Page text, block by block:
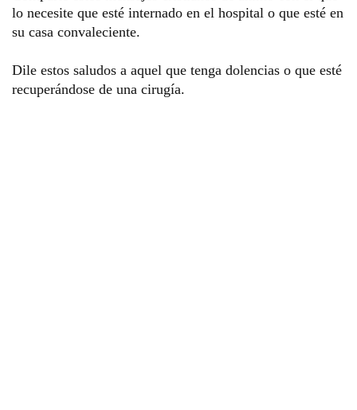
lo necesite que esté internado en el hospital o que esté en
su casa convaleciente.
Dile estos saludos a aquel que tenga dolencias o que esté
recuperándose de una cirugía.